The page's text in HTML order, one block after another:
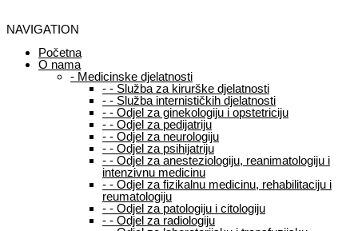
NAVIGATION
Početna
O nama
- Medicinske djelatnosti
- - Služba za kirurške djelatnosti
- - Služba internističkih djelatnosti
- - Odjel za ginekologiju i opstetriciju
- - Odjel za pedijatriju
- - Odjel za neurologiju
- - Odjel za psihijatriju
- - Odjel za anesteziologiju, reanimatologiju i
intenzivnu medicinu
- - Odjel za fizikalnu medicinu, rehabilitaciju i
reumatologiju
- - Odjel za patologiju i citologiju
- - Odjel za radiologiju